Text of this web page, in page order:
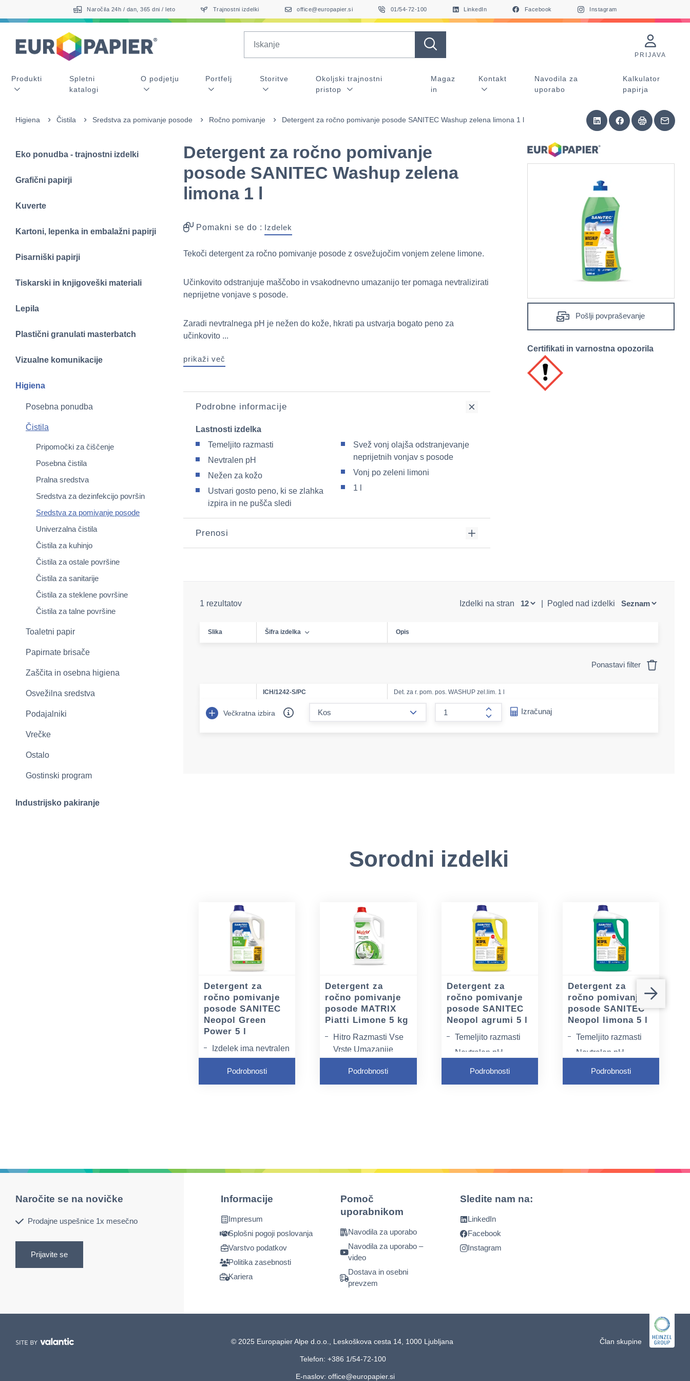
sr.skip-to.main-content
sr.skip-to.table-of-contents
sr.skip-to.main-navigationNaročila 24h / dan, 365 dni / leto Trajnostni izdelki office@europapier.si 01/54-72-100 LinkedIn Facebook Instagram
PRIJAVA
Produkti
Spletni
katalogi
O podjetju Portfelj Storitve
Okoljski trajnostni
pristop
Magaz
in
Kontakt
Navodila za
uporabo
Kalkulator
papirja
Higiena Čistila Sredstva za pomivanje posode Ročno pomivanje Detergent za ročno pomivanje posode SANITEC Washup zelena limona 1 l
Eko ponudba - trajnostni izdelki
Grafični papirji
Kuverte
Kartoni, lepenka in embalažni papirji
Pisarniški papirji
Tiskarski in knjigoveški materiali
Lepila
Plastični granulati masterbatch
Vizualne komunikacije
Higiena
Posebna ponudba
Čistila
Pripomočki za čiščenje
Posebna čistila
Pralna sredstva
Sredstva za dezinfekcijo površin
Sredstva za pomivanje posode
Univerzalna čistila
Čistila za kuhinjo
Čistila za ostale površine
Čistila za sanitarije
Čistila za steklene površine
Čistila za talne površine
Toaletni papir
Papirnate brisače
Zaščita in osebna higiena
Osvežilna sredstva
Podajalniki
Vrečke
Ostalo
Gostinski program
Industrijsko pakiranje
Detergent za ročno pomivanje
posode SANITEC Washup zelena
limona 1 l
Pomakni se do : Izdelek
Tekoči detergent za ročno pomivanje posode z osvežujočim vonjem zelene limone.
Učinkovito odstranjuje maščobo in vsakodnevno umazanijo ter pomaga nevtralizirati
neprijetne vonjave s posode.
Zaradi nevtralnega pH je nežen do kože, hkrati pa ustvarja bogato peno za
učinkovito ...
prikaži več
Podrobne informacije
Lastnosti izdelka
Temeljito razmasti
Nevtralen pH
Nežen za kožo
Ustvari gosto peno, ki se zlahka
izpira in ne pušča sledi
Svež vonj olajša odstranjevanje
neprijetnih vonjav s posode
Vonj po zeleni limoni
1 l
Prenosi
Pošlji povpraševanje
Certifikati in varnostna opozorila
1 rezultatov Izdelki na stran Pogled nad izdelki
Slika Šifra izdelka Opis
Ponastavi filter
ICH/1242-S/PC Det. za r. pom. pos. WASHUP zel.lim. 1 l
Večkratna izbira
form.increase-amount
Izračunaj
Sorodni izdelki
Detergent za
ročno pomivanje
posode SANITEC
Neopol Green
Power 5 l
Izdelek ima nevtralen
pH in je nežen za
kožoPodrobnosti
Detergent za
ročno pomivanje
posode MATRIX
Piatti Limone 5 kg
Hitro Razmasti Vse
Vrste Umazanije
Podrobnosti
Detergent za
ročno pomivanje
posode SANITEC
Neopol agrumi 5 l
Temeljito razmasti
Nevtralen pH
Nežen za kožo
Podrobnosti
Detergent za
ročno pomivanje
posode SANITEC
Neopol limona 5 l
Temeljito razmasti
Nevtralen pH
Nežen za kožo
Podrobnosti
Naročite se na novičke
Prodajne uspešnice 1x mesečno
Prijavite se
Informacije
Impresum
Splošni pogoji poslovanja
Varstvo podatkov
Politika zasebnosti
Kariera
Pomoč
uporabnikom
Navodila za uporabo
Navodila za uporabo –
video
Dostava in osebni
prevzem
Sledite nam na:
LinkedIn
Facebook
Instagram
© 2025 Europapier Alpe d.o.o., Leskoškova cesta 14, 1000 Ljubljana
Telefon: +386 1/54-72-100
E-naslov: office@europapier.si
Član skupine